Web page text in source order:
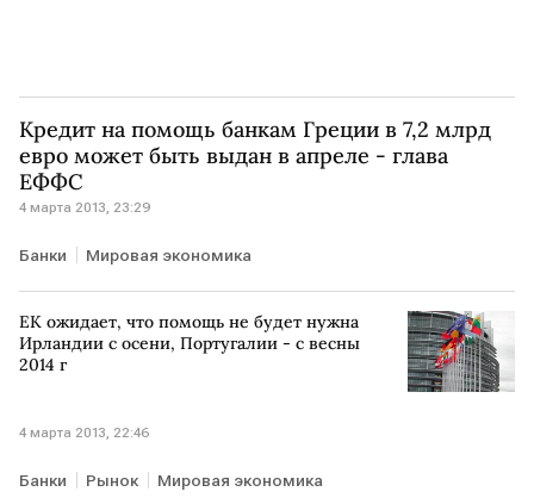
Кредит на помощь банкам Греции в 7,2 млрд
евро может быть выдан в апреле - глава
ЕФФС
4 марта 2013, 23:29
Банки Мировая экономика
ЕК ожидает, что помощь не будет нужна
Ирландии с осени, Португалии - с весны
2014 г
4 марта 2013, 22:46
Банки Рынок Мировая экономика